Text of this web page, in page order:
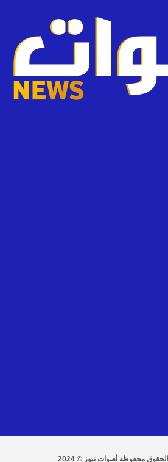
محفوظة أصوات نيوز © 2024